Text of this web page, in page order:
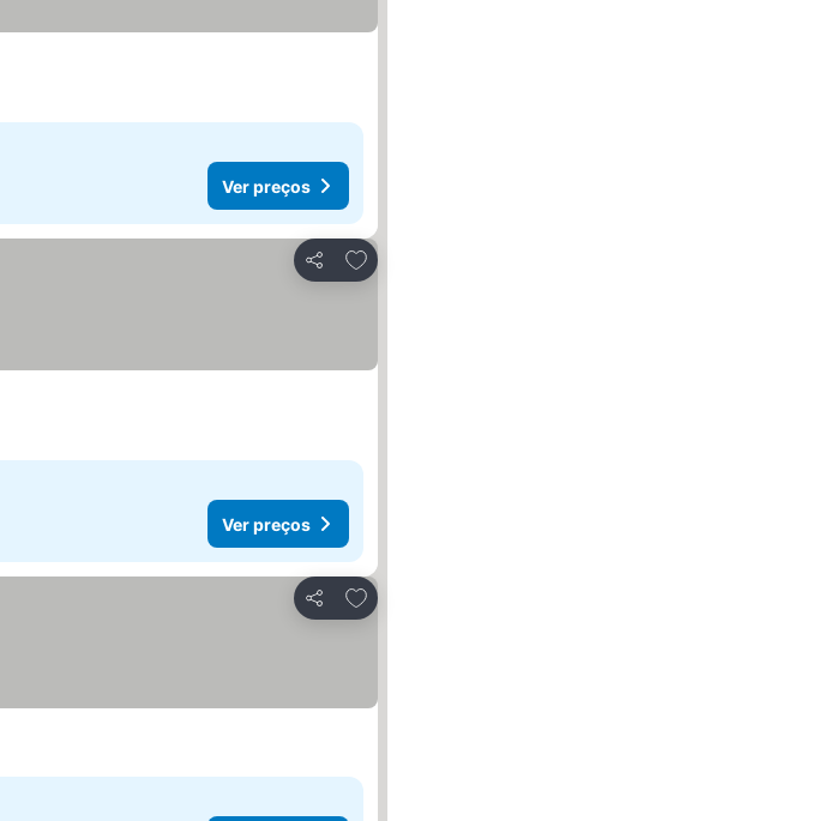
Ver preços
Partilhar
Adicionar aos favoritos
Ver preços
Partilhar
Adicionar aos favoritos